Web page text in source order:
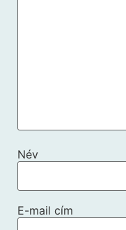
Név
E-mail cím